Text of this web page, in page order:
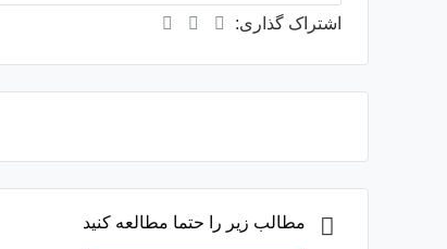
اشتراک گذاری:
مطالب زیر را حتما مطالعه کنید